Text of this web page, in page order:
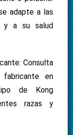
adapte a las
y a su salud
Consulta
fabricante en
de Kong
razas y